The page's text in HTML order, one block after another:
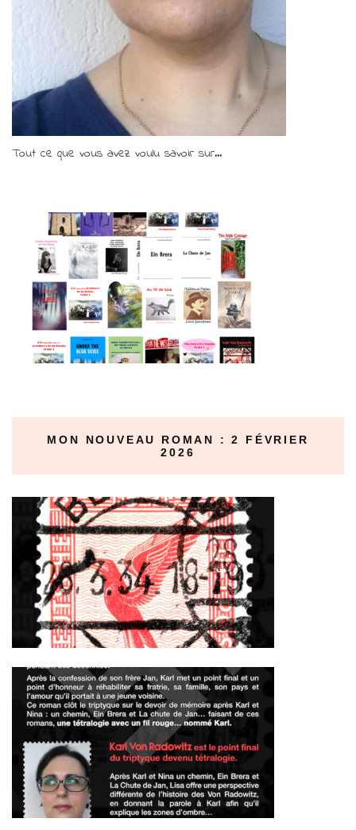
Tout ce que vous avez voulu savoir sur...
MON NOUVEAU ROMAN : 2 FÉVRIER
2026